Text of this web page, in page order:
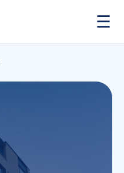
☰